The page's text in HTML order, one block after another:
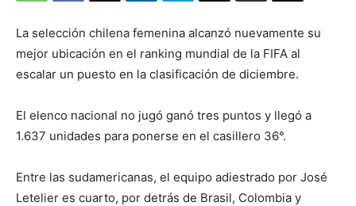
La selección chilena femenina alcanzó nuevamente su
mejor ubicación en el ranking mundial de la FIFA al
escalar un puesto en la clasificación de diciembre.
El elenco nacional no jugó ganó tres puntos y llegó a
1.637 unidades para ponerse en el casillero 36°.
Entre las sudamericanas, el equipo adiestrado por José
Letelier es cuarto, por detrás de Brasil, Colombia y